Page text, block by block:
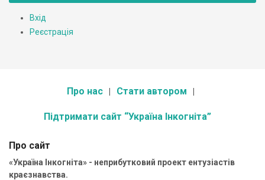
Вхід
Реєстрація
Про нас Стати автором
Підтримати сайт “Україна Інкогніта”
Про сайт
«Україна Інкогніта» - неприбутковий проект ентузіастів
краєзнавства.